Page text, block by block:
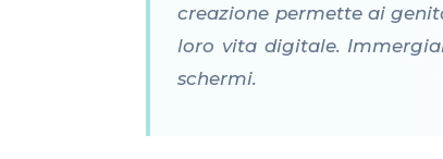
creazione permette ai
loro vita digitale.
schermi.